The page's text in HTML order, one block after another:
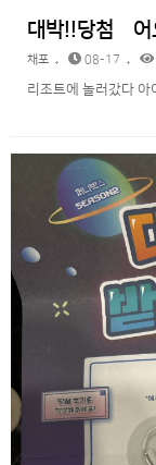
대박!!당첨됬어
채포 08-17
리조트에 놀러갔다